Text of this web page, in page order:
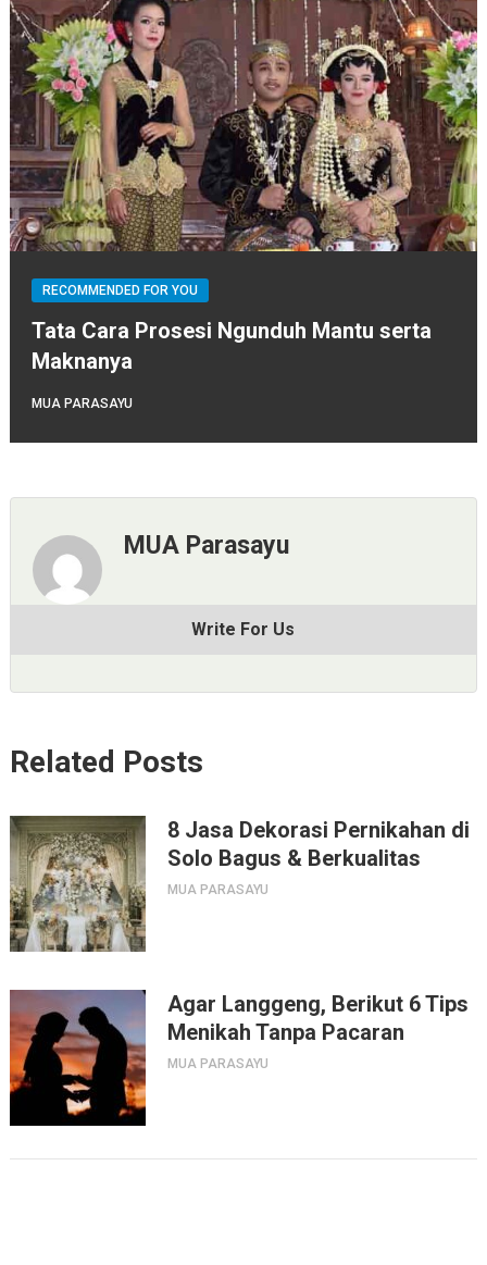
RECOMMENDED FOR YOU
Tata Cara Prosesi Ngunduh Mantu serta
Maknanya
MUA PARASAYU
MUA Parasayu
Write For Us
Related Posts
8 Jasa Dekorasi Pernikahan di
Solo Bagus & Berkualitas
MUA PARASAYU
Agar Langgeng, Berikut 6 Tips
Menikah Tanpa Pacaran
MUA PARASAYU